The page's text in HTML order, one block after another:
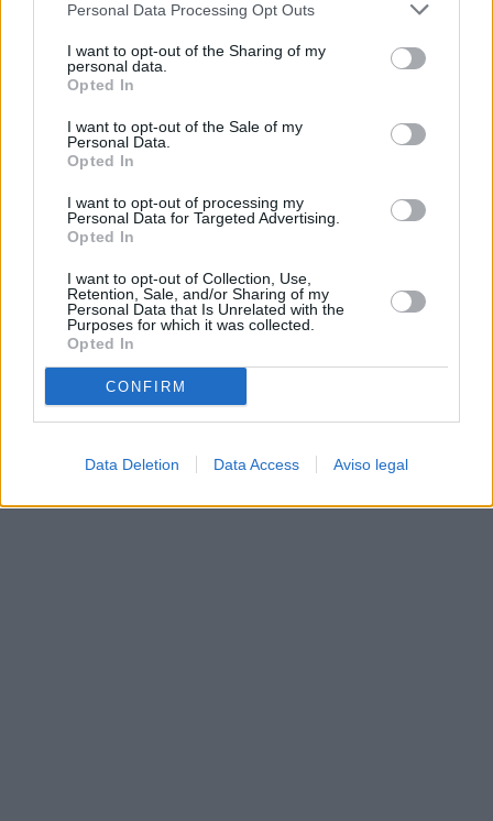
negar su consentimiento. Tenga en cuenta que algún
de su consentimiento, pero usted tiene el derecho de
rechazar tal procesamiento. Sus preferencias se aplicarán
cualquier momento entrando de nuevo en este sitio web o
visitando nuestra política de privacidad.
Personal Data Processing Opt Outs
I want to opt-out of the Sharing of my
personal data.
Opted In
I want to opt-out of the Sale of my
Personal Data.
Opted In
I want to opt-out of processing my
Personal Data for Targeted Advertising.
Opted In
I want to opt-out of Collection, Use,
Retention, Sale, and/or Sharing of my
Personal Data that Is Unrelated with the
Purposes for which it was collected.
Opted In
CONFIRM
Data Deletion Data Access Aviso legal